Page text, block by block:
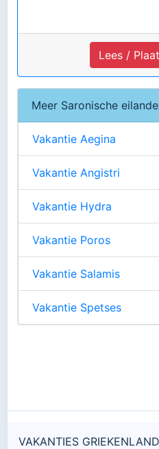
Lees /
Meer Saronische
Vakantie Aegina
Vakantie Angistri
Vakantie Hydra
Vakantie Poros
Vakantie Salamis
Vakantie Spetses
VAKANTIES GRIEKENLAND